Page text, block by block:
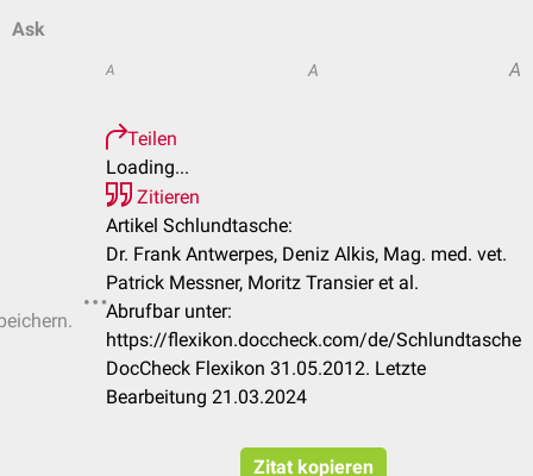
Ask
A A A
Teilen
Loading...
Zitieren
Artikel Schlundtasche:
Dr. Frank Antwerpes, Deniz Alkis, Mag. med. vet.
Patrick Messner, Moritz Transier et al.
Abrufbar unter:
https://flexikon.doccheck.com/de/Schlundtasche
DocCheck Flexikon 31.05.2012. Letzte
Bearbeitung 21.03.2024
Zitat kopieren